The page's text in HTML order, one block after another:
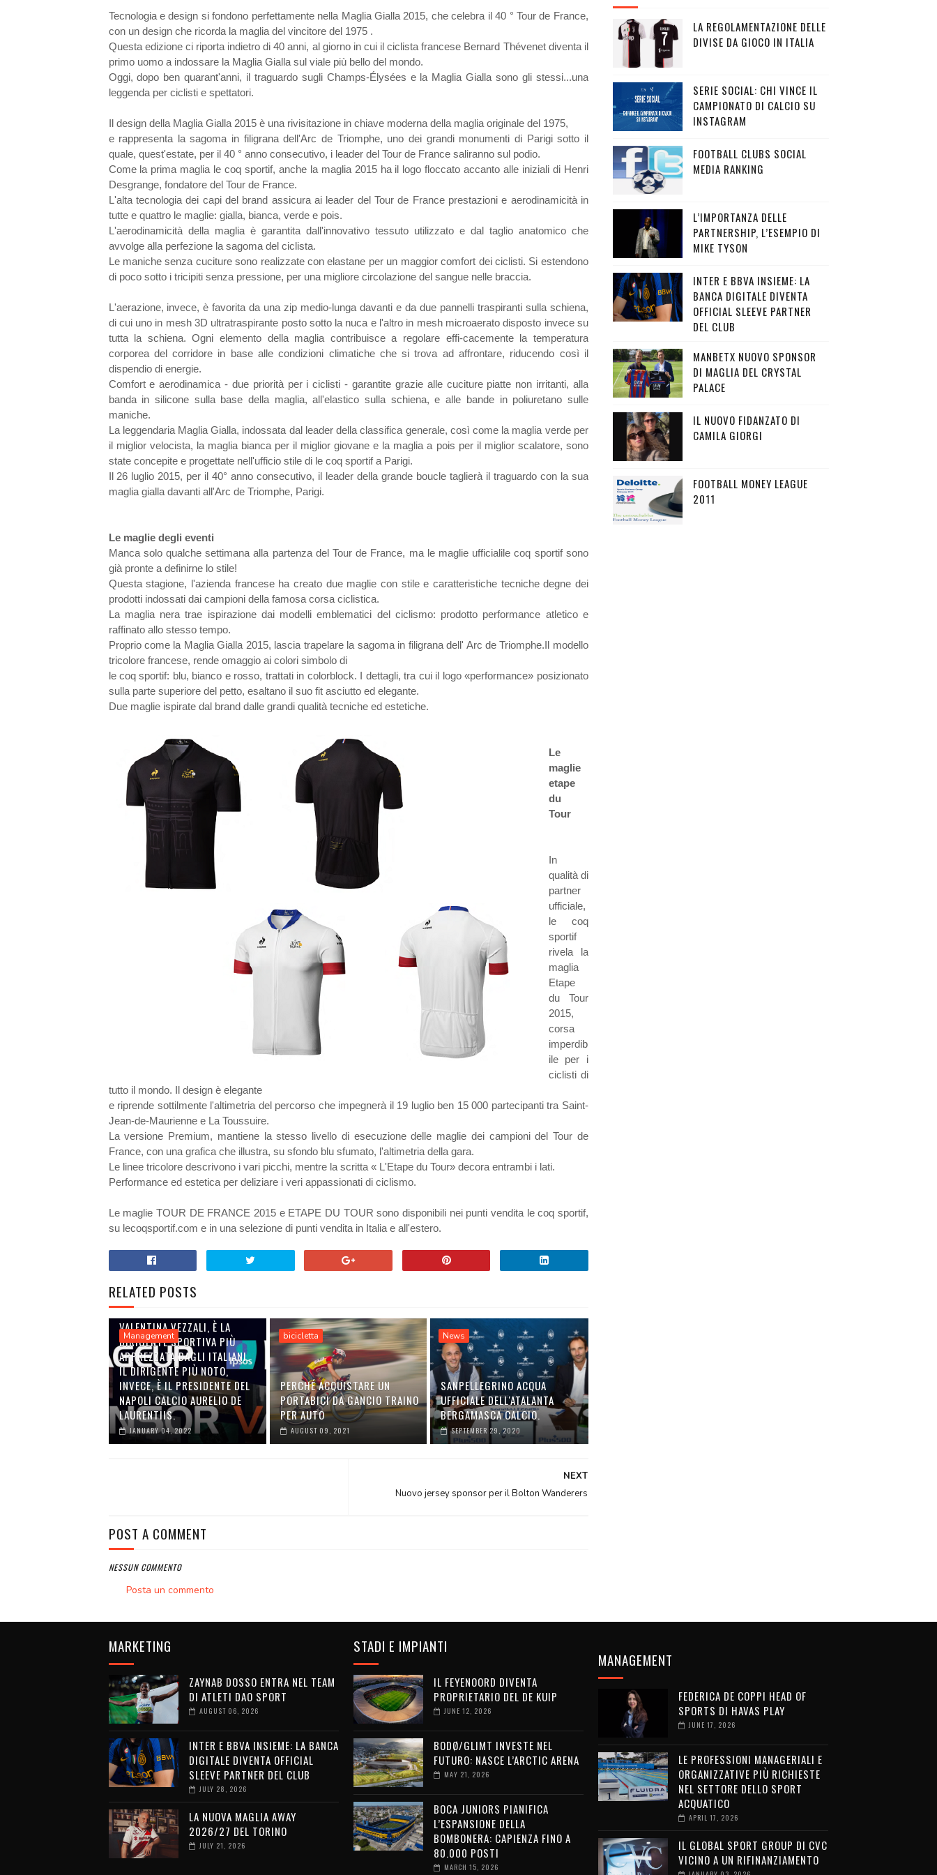
Tecnologia e design si fondono perfettamente nella Maglia Gialla 2015, che celebra il 40 ° Tour de France,
con un design che ricorda la maglia del vincitore del 1975 .
Questa edizione ci riporta indietro di 40 anni, al giorno in cui il ciclista francese Bernard Thévenet diventa il
primo uomo a indossare la Maglia Gialla sul viale più bello del mondo.
Oggi, dopo ben quarant'anni, il traguardo sugli Champs-Élysées e la Maglia Gialla sono gli stessi...una
leggenda per ciclisti e spettatori.
Il design della Maglia Gialla 2015 è una rivisitazione in chiave moderna della maglia originale del 1975,
e rappresenta la sagoma in filigrana dell'Arc de Triomphe, uno dei grandi monumenti di Parigi sotto il
quale, quest'estate, per il 40 ° anno consecutivo, i leader del Tour de France saliranno sul podio.
Come la prima maglia le coq sportif, anche la maglia 2015 ha il logo floccato accanto alle iniziali di Henri
Desgrange, fondatore del Tour de France.
L'alta tecnologia dei capi del brand assicura ai leader del Tour de France prestazioni e aerodinamicità in
tutte e quattro le maglie: gialla, bianca, verde e pois.
L'aerodinamicità della maglia è garantita dall'innovativo tessuto utilizzato e dal taglio anatomico che
avvolge alla perfezione la sagoma del ciclista.
Le maniche senza cuciture sono realizzate con elastane per un maggior comfort dei ciclisti. Si estendono
di poco sotto i tricipiti senza pressione, per una migliore circolazione del sangue nelle braccia.
L'aerazione, invece, è favorita da una zip medio-lunga davanti e da due pannelli traspiranti sulla schiena,
di cui uno in mesh 3D ultratraspirante posto sotto la nuca e l'altro in mesh microaerato disposto invece su
tutta la schiena. Ogni elemento della maglia contribuisce a regolare effi-cacemente la temperatura
corporea del corridore in base alle condizioni climatiche che si trova ad affrontare, riducendo così il
dispendio di energie.
Comfort e aerodinamica - due priorità per i ciclisti - garantite grazie alle cuciture piatte non irritanti, alla
banda in silicone sulla base della maglia, all'elastico sulla schiena, e alle bande in poliuretano sulle
maniche.
La leggendaria Maglia Gialla, indossata dal leader della classifica generale, così come la maglia verde per
il miglior velocista, la maglia bianca per il miglior giovane e la maglia a pois per il miglior scalatore, sono
state concepite e progettate nell'ufficio stile di le coq sportif a Parigi.
Il 26 luglio 2015, per il 40° anno consecutivo, il leader della grande boucle taglierà il traguardo con la sua
maglia gialla davanti all'Arc de Triomphe, Parigi.
Le maglie degli eventi
Manca solo qualche settimana alla partenza del Tour de France, ma le maglie ufficialile coq sportif sono
già pronte a definirne lo stile!
Questa stagione, l'azienda francese ha creato due maglie con stile e caratteristiche tecniche degne dei
prodotti indossati dai campioni della famosa corsa ciclistica.
La maglia nera trae ispirazione dai modelli emblematici del ciclismo: prodotto performance atletico e
raffinato allo stesso tempo.
Proprio come la Maglia Gialla 2015, lascia trapelare la sagoma in filigrana dell' Arc de Triomphe.Il modello
tricolore francese, rende omaggio ai colori simbolo di
le coq sportif: blu, bianco e rosso, trattati in colorblock. I dettagli, tra cui il logo «performance» posizionato
sulla parte superiore del petto, esaltano il suo fit asciutto ed elegante.
Due maglie ispirate dal brand dalle grandi qualità tecniche ed estetiche.
Le
maglie
etape
du
Tour
In
qualità di
partner
ufficiale,
le coq
sportif
rivela la
maglia
Etape
du Tour
2015,
corsa
imperdib
ile per i
ciclisti di
tutto il mondo. Il design è elegante
e riprende sottilmente l'altimetria del percorso che impegnerà il 19 luglio ben 15 000 partecipanti tra Saint-
Jean-de-Maurienne e La Toussuire.
La versione Premium, mantiene la stesso livello di esecuzione delle maglie dei campioni del Tour de
France, con una grafica che illustra, su sfondo blu sfumato, l'altimetria della gara.
Le linee tricolore descrivono i vari picchi, mentre la scritta « L'Etape du Tour» decora entrambi i lati.
Performance ed estetica per deliziare i veri appassionati di ciclismo.
Le maglie TOUR DE FRANCE 2015 e ETAPE DU TOUR sono disponibili nei punti vendita le coq sportif,
su lecoqsportif.com e in una selezione di punti vendita in Italia e all'estero.
RELATED POSTS
Management
VALENTINA VEZZALI, È LA
DIRIGENTE SPORTIVA PIÙ
APPREZZATA DAGLI ITALIANI.
IL DIRIGENTE PIÙ NOTO,
INVECE, È IL PRESIDENTE DEL
NAPOLI CALCIO AURELIO DE
LAURENTIIS.
JANUARY 04, 2022
bicicletta
PERCHÉ ACQUISTARE UN
PORTABICI DA GANCIO TRAINO
PER AUTO
AUGUST 09, 2021
News
SANPELLEGRINO ACQUA
UFFICIALE DELL'ATALANTA
BERGAMASCA CALCIO.
SEPTEMBER 29, 2020
NEXT
Nuovo jersey sponsor per il Bolton Wanderers
POST A COMMENT
NESSUN COMMENTO
Posta un commento
LA REGOLAMENTAZIONE DELLE
DIVISE DA GIOCO IN ITALIA
SERIE SOCIAL: CHI VINCE IL
CAMPIONATO DI CALCIO SU
INSTAGRAM
FOOTBALL CLUBS SOCIAL
MEDIA RANKING
L’IMPORTANZA DELLE
PARTNERSHIP, L’ESEMPIO DI
MIKE TYSON
INTER E BBVA INSIEME: LA
BANCA DIGITALE DIVENTA
OFFICIAL SLEEVE PARTNER
DEL CLUB
MANBETX NUOVO SPONSOR
DI MAGLIA DEL CRYSTAL
PALACE
IL NUOVO FIDANZATO DI
CAMILA GIORGI
FOOTBALL MONEY LEAGUE
2011
MARKETING
ZAYNAB DOSSO ENTRA NEL TEAM
DI ATLETI DAO SPORT
AUGUST 06, 2026
INTER E BBVA INSIEME: LA BANCA
DIGITALE DIVENTA OFFICIAL
SLEEVE PARTNER DEL CLUB
JULY 28, 2026
LA NUOVA MAGLIA AWAY
2026/27 DEL TORINO
JULY 21, 2026
STADI E IMPIANTI
IL FEYENOORD DIVENTA
PROPRIETARIO DEL DE KUIP
JUNE 12, 2026
BODØ/GLIMT INVESTE NEL
FUTURO: NASCE L’ARCTIC ARENA
MAY 21, 2026
BOCA JUNIORS PIANIFICA
L’ESPANSIONE DELLA
BOMBONERA: CAPIENZA FINO A
80.000 POSTI
MARCH 15, 2026
MANAGEMENT
FEDERICA DE COPPI HEAD OF
SPORTS DI HAVAS PLAY
JUNE 17, 2026
LE PROFESSIONI MANAGERIALI E
ORGANIZZATIVE PIÙ RICHIESTE
NEL SETTORE DELLO SPORT
ACQUATICO
APRIL 17, 2026
IL GLOBAL SPORT GROUP DI CVC
VICINO A UN RIFINANZIAMENTO